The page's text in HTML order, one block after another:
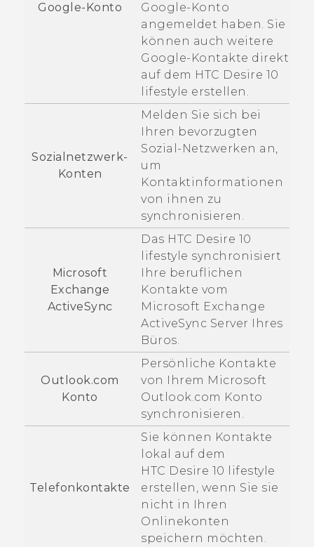
Google-Konto
Google-Konto
angemeldet haben. Sie
können auch weitere
Google-Kontakte direkt
auf dem HTC Desire 10
lifestyle erstellen.
Sozialnetzwerk-
Konten
Melden Sie sich bei
Ihren bevorzugten
Sozial-Netzwerken an,
um
Kontaktinformationen
von ihnen zu
synchronisieren.
Microsoft
Exchange
ActiveSync
Das HTC Desire 10
lifestyle synchronisiert
Ihre beruflichen
Kontakte vom
Microsoft Exchange
ActiveSync Server Ihres
Büros.
Outlook.com
Konto
Persönliche Kontakte
von Ihrem Microsoft
Outlook.com Konto
synchronisieren.
Telefonkontakte
Sie können Kontakte
lokal auf dem
HTC Desire 10 lifestyle
erstellen, wenn Sie sie
nicht in Ihren
Onlinekonten
speichern möchten.